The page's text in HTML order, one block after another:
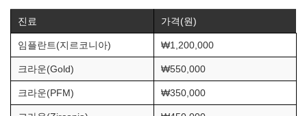
진료 가격(원)
임플란트(지르코니아) ₩1,200,000
크라운(Gold) ₩550,000
크라운(PFM) ₩350,000